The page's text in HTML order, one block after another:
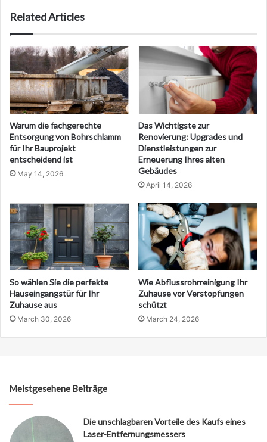
Related Articles
Warum die fachgerechte
Entsorgung von Bohrschlamm
für Ihr Bauprojekt
entscheidend ist
May 14, 2026
Das Wichtigste zur
Renovierung: Upgrades und
Dienstleistungen zur
Erneuerung Ihres alten
Gebäudes
April 14, 2026
So wählen Sie die perfekte
Hauseingangstür für Ihr
Zuhause aus
March 30, 2026
Wie Abflussrohrreinigung Ihr
Zuhause vor Verstopfungen
schützt
March 24, 2026
Meistgesehene Beiträge
Die unschlagbaren Vorteile des Kaufs eines
Laser-Entfernungsmessers